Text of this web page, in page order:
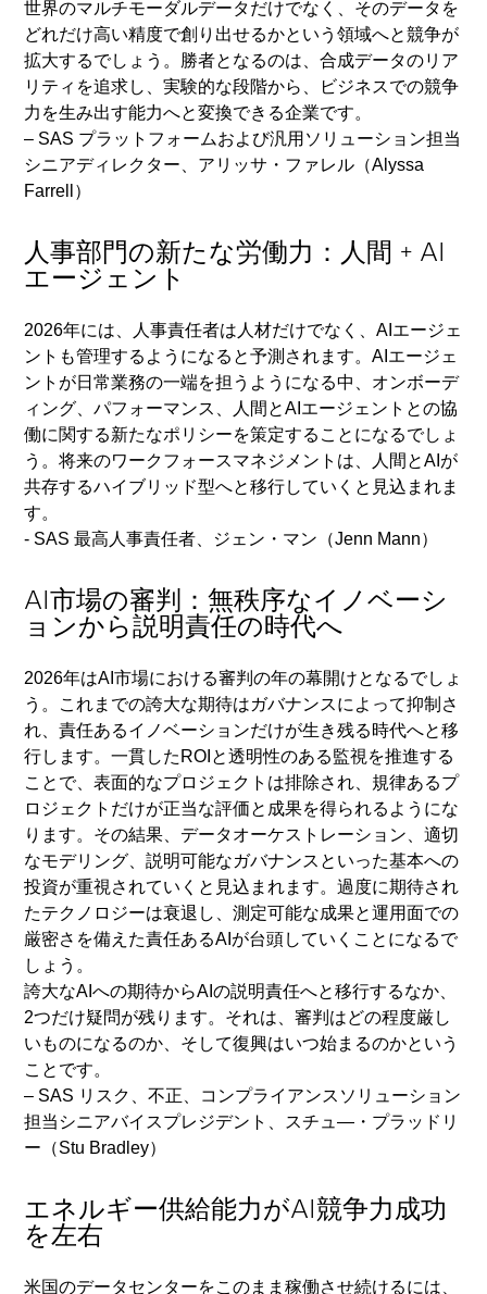
世界のマルチモーダルデータだけでなく、そのデータを
どれだけ高い精度で創り出せるかという領域へと競争が
拡大するでしょう。勝者となるのは、合成データのリア
リティを追求し、実験的な段階から、ビジネスでの競争
力を生み出す能力へと変換できる企業です。
– SAS プラットフォームおよび汎用ソリューション担当
シニアディレクター、アリッサ・ファレル（Alyssa
Farrell）
人事部門の新たな労働力：人間 + AI
エージェント
2026年には、人事責任者は人材だけでなく、AIエージェ
ントも管理するようになると予測されます。AIエージェ
ントが日常業務の一端を担うようになる中、オンボーデ
ィング、パフォーマンス、人間とAIエージェントとの協
働に関する新たなポリシーを策定することになるでしょ
う。将来のワークフォースマネジメントは、人間とAIが
共存するハイブリッド型へと移行していくと見込まれま
す。
- SAS 最高人事責任者、ジェン・マン（Jenn Mann）
AI市場の審判：無秩序なイノベーシ
ョンから説明責任の時代へ
2026年はAI市場における審判の年の幕開けとなるでしょ
う。これまでの誇大な期待はガバナンスによって抑制さ
れ、責任あるイノベーションだけが生き残る時代へと移
行します。一貫したROIと透明性のある監視を推進する
ことで、表面的なプロジェクトは排除され、規律あるプ
ロジェクトだけが正当な評価と成果を得られるようにな
ります。その結果、データオーケストレーション、適切
なモデリング、説明可能なガバナンスといった基本への
投資が重視されていくと見込まれます。過度に期待され
たテクノロジーは衰退し、測定可能な成果と運用面での
厳密さを備えた責任あるAIが台頭していくことになるで
しょう。
誇大なAIへの期待からAIの説明責任へと移行するなか、
2つだけ疑問が残ります。それは、審判はどの程度厳し
いものになるのか、そして復興はいつ始まるのかという
ことです。
– SAS リスク、不正、コンプライアンスソリューション
担当シニアバイスプレジデント、スチュ―・プラッドリ
ー（Stu Bradley）
エネルギー供給能力がAI競争力成功
を左右
米国のデータセンターをこのまま稼働させ続けるには、